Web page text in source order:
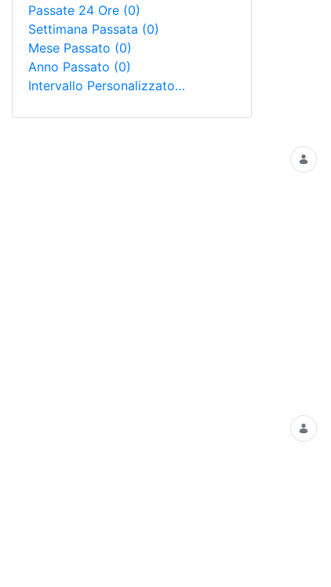
Passate 24 Ore (0)
Settimana Passata (0)
Mese Passato (0)
Anno Passato (0)
Intervallo Personalizzato…